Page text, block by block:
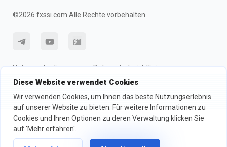
Diese Website verwendet Cookies
Wir verwenden Cookies, um Ihnen das beste Nutzungserlebnis
auf unserer Website zu bieten. Für weitere Informationen zu
Cookies und Ihren Optionen zu deren Verwaltung klicken Sie
auf 'Mehr erfahren'.
©2026 fxssi.com Alle Rechte vorbehalten
Nutzungsbedingungen
Datenschutzrichtlinie
Risikohinweis
Cookie-Richtlinie
Website betrieben von FXSSI LTD Registrierungsnummer: 13534801
(England) | 71-75 Shelton Street, London, England, WC2H 9JQ
Wir empfehlen Ihnen, eine unabhängige Finanzberatung in Anspruch zu